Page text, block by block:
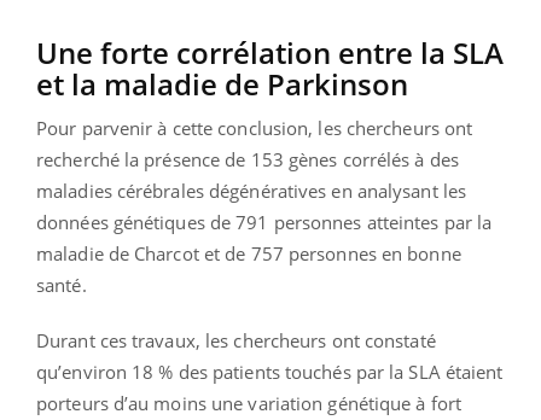
Une forte corrélation entre la SLA
et la maladie de Parkinson
Pour parvenir à cette conclusion, les chercheurs ont
recherché la présence de 153 gènes corrélés à des
maladies cérébrales dégénératives en analysant les
données génétiques de 791 personnes atteintes par la
maladie de Charcot et de 757 personnes en bonne
santé.
Durant ces travaux, les chercheurs ont constaté
qu’environ 18 % des patients touchés par la SLA étaient
porteurs d’au moins une variation génétique à fort